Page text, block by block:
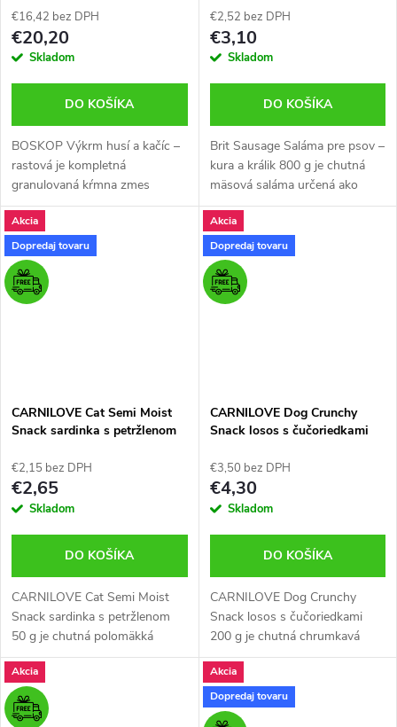
€16,42 bez DPH
€20,20
Skladom
DO KOŠÍKA
BOSKOP Výkrm husí a kačíc –
rastová je kompletná
granulovaná kŕmna zmes
určená pre kačice a husi v
období rastu. Obsahuje
optimálny pomer energie,
bielkovín, vitamínov a...
€2,52 bez DPH
€3,10
Skladom
DO KOŠÍKA
Brit Sausage Saláma pre psov –
kura a králik 800 g je chutná
mäsová saláma určená ako
odmena alebo doplnkové
krmivo pre psov. Obsahuje
kvalitné druhy mäsa pre
výbornú chuť a...
Akcia
Dopredaj tovaru
CARNILOVE Cat Semi Moist
Snack sardinka s petržlenom
mačky
€2,15 bez DPH
€2,65
Skladom
DO KOŠÍKA
CARNILOVE Cat Semi Moist
Snack sardinka s petržlenom
50 g je chutná polomäkká
maškrta pre mačky s obsahom
sardinky a petržlenovej vňate.
Ideálna ako odmena, podporuje
vitalitu a...
Akcia
Dopredaj tovaru
CARNILOVE Dog Crunchy
Snack losos s čučoriedkami
pre psy
€3,50 bez DPH
€4,30
Skladom
DO KOŠÍKA
CARNILOVE Dog Crunchy
Snack losos s čučoriedkami
200 g je chutná chrumkavá
maškrta pre psy s obsahom
čerstvého lososa a čučoriedok.
Ideálna ako odmena, podporuje
vitalitu a...
Akcia
Akcia
Dopredaj tovaru